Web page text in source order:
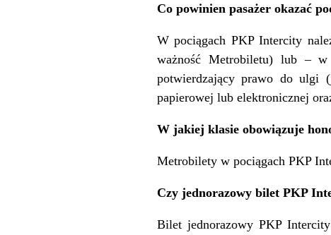
Co powinien pasażer okazać
W pociągach PKP Intercity
ważność Metrobiletu) lub –
potwierdzający prawo do ulgi
papierowej lub elektronicznej
W jakiej klasie obowiązuje
Metrobilety w pociągach PKP
Czy jednorazowy bilet PKP
Bilet jednorazowy PKP